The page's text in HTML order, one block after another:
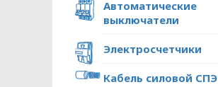
Автоматические
выключатели
Электросчетчики
Кабель силовой СПЭ